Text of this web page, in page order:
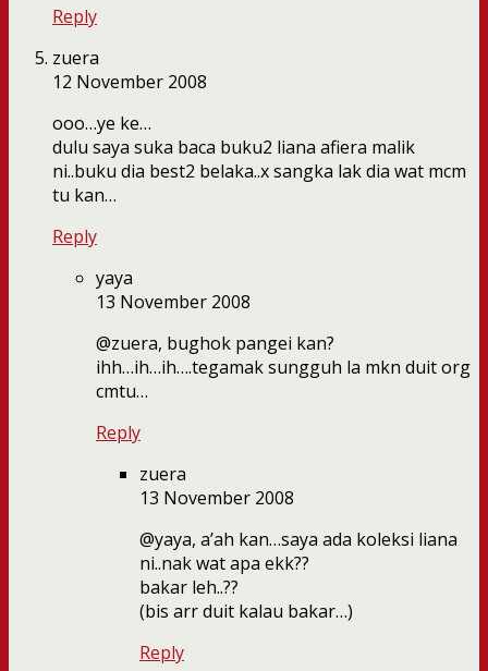
Reply
zuera
12 November 2008
ooo…ye ke…
dulu saya suka baca buku2 liana afiera malik
ni..buku dia best2 belaka..x sangka lak dia wat mcm
tu kan…
Reply
yaya
13 November 2008
@zuera, bughok pangei kan?
ihh…ih…ih….tegamak sungguh la mkn duit org
cmtu…
Reply
zuera
13 November 2008
@yaya, a’ah kan…saya ada koleksi liana
ni..nak wat apa ekk??
bakar leh..??
(bis arr duit kalau bakar…)
Reply